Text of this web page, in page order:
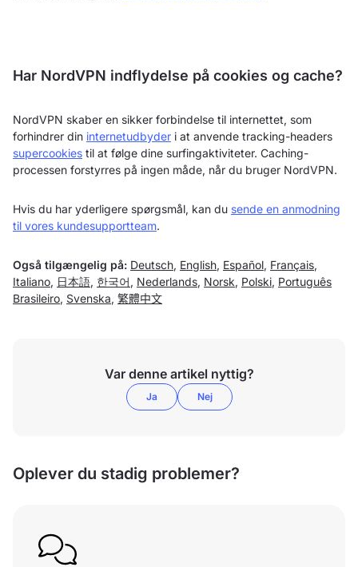
Har NordVPN indflydelse på cookies og cache?
NordVPN skaber en sikker forbindelse til internettet, som
forhindrer din internetudbyder i at anvende tracking-headers
supercookies til at følge dine surfingaktiviteter. Caching-
processen forstyrres på ingen måde, når du bruger NordVPN.
Hvis du har yderligere spørgsmål, kan du sende en anmodning
til vores kundesupportteam.
Også tilgængelig på: Deutsch, English, Español, Français,
Italiano, 日本語, 한국어 , Nederlands, Norsk, Polski, Português
Brasileiro, Svenska, 繁體中文
Var denne artikel nyttig?
Ja Nej
Oplever du stadig problemer?